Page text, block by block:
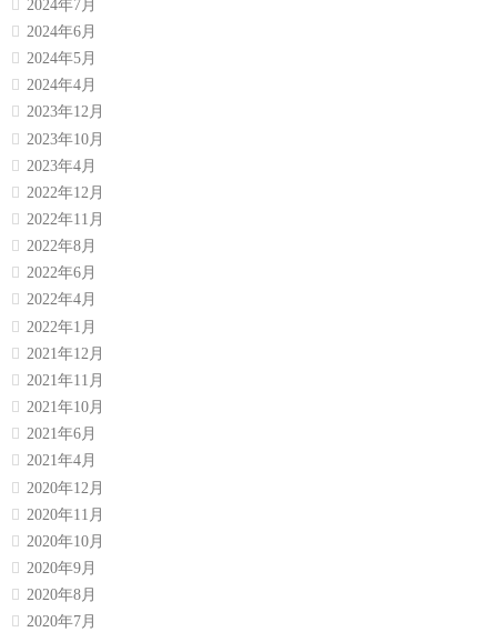
2024年7月
2024年6月
2024年5月
2024年4月
2023年12月
2023年10月
2023年4月
2022年12月
2022年11月
2022年8月
2022年6月
2022年4月
2022年1月
2021年12月
2021年11月
2021年10月
2021年6月
2021年4月
2020年12月
2020年11月
2020年10月
2020年9月
2020年8月
2020年7月